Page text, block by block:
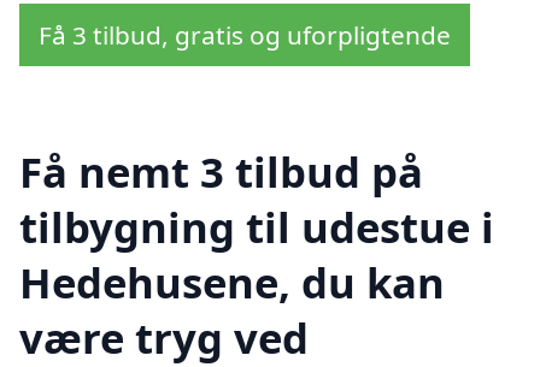
Få 3 tilbud, gratis og uforpligtende
Få nemt 3 tilbud på
tilbygning til udestue i
Hedehusene, du kan
være tryg ved